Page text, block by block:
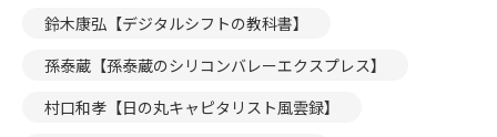
鈴木康弘【デジタルシフトの教科書】
孫泰蔵【孫泰蔵のシリコンバレーエクスプレス】
村口和孝【日の丸キャピタリスト風雲録】